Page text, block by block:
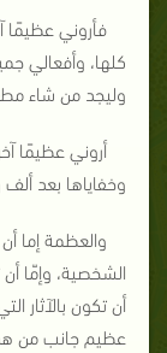
فأروني عظيمًا
كلها، وأفعالي
وليجد من شاء
أروني عظيمًا
وخفاياها بعد ألف
والعظمة إما
الشخصية، وإمّا أن
أن تكون بالآثار
عظيم جانب من